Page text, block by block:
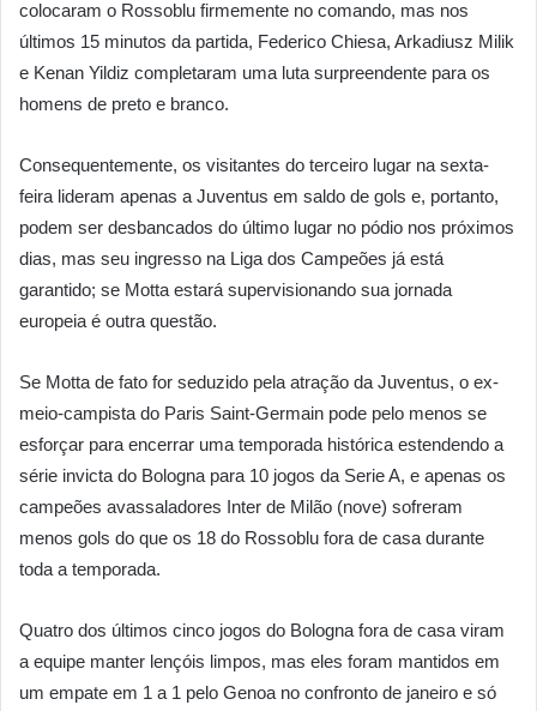
colocaram o Rossoblu firmemente no comando, mas nos
últimos 15 minutos da partida, Federico Chiesa, Arkadiusz Milik
e Kenan Yildiz completaram uma luta surpreendente para os
homens de preto e branco.
Consequentemente, os visitantes do terceiro lugar na sexta-
feira lideram apenas a Juventus em saldo de gols e, portanto,
podem ser desbancados do último lugar no pódio nos próximos
dias, mas seu ingresso na Liga dos Campeões já está
garantido; se Motta estará supervisionando sua jornada
europeia é outra questão.
Se Motta de fato for seduzido pela atração da Juventus, o ex-
meio-campista do Paris Saint-Germain pode pelo menos se
esforçar para encerrar uma temporada histórica estendendo a
série invicta do Bologna para 10 jogos da Serie A, e apenas os
campeões avassaladores Inter de Milão (nove) sofreram
menos gols do que os 18 do Rossoblu fora de casa durante
toda a temporada.
Quatro dos últimos cinco jogos do Bologna fora de casa viram
a equipe manter lençóis limpos, mas eles foram mantidos em
um empate em 1 a 1 pelo Genoa no confronto de janeiro e só